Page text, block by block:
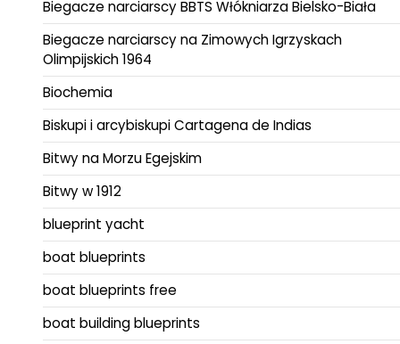
Biegacze narciarscy BBTS Włókniarza Bielsko-Biała
Biegacze narciarscy na Zimowych Igrzyskach
Olimpijskich 1964
Biochemia
Biskupi i arcybiskupi Cartagena de Indias
Bitwy na Morzu Egejskim
Bitwy w 1912
blueprint yacht
boat blueprints
boat blueprints free
boat building blueprints